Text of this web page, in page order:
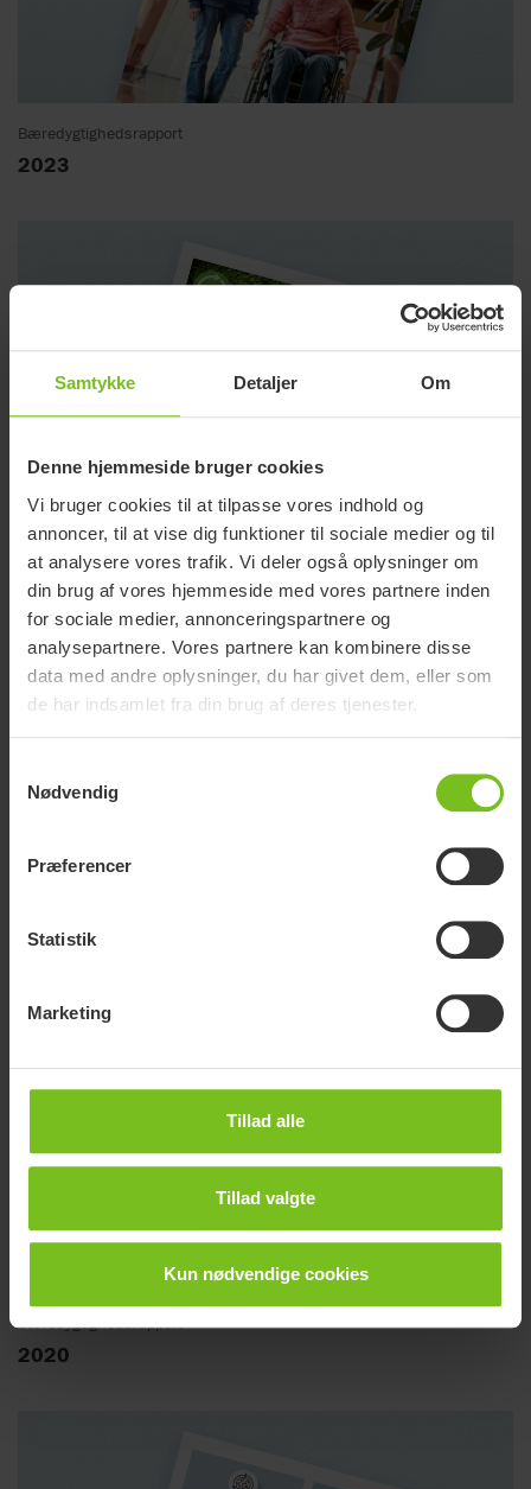
Samtykke Detaljer Om
Denne hjemmeside bruger cookies
Vi bruger cookies til at tilpasse vores indhold og
annoncer, til at vise dig funktioner til sociale medier og til
at analysere vores trafik. Vi deler også oplysninger om
din brug af vores hjemmeside med vores partnere inden
for sociale medier, annonceringspartnere og
analysepartnere. Vores partnere kan kombinere disse
data med andre oplysninger, du har givet dem, eller som
de har indsamlet fra din brug af deres tjenester.
Nødvendig
Præferencer
Statistik
Marketing
Tillad alle
Tillad valgte
Kun nødvendige cookies
Bæredygtighedsrapport
2023
Bæredygtighedsrapport
2022
Bæredygtighedsrapport
2020